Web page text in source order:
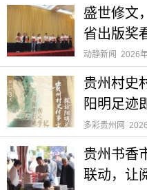
盛世修文
省出版奖
动静新闻 2026
贵州村史
阳明足迹
多彩贵州网
贵州书香
联动，让